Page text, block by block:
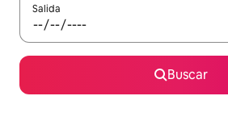
Salida
Buscar